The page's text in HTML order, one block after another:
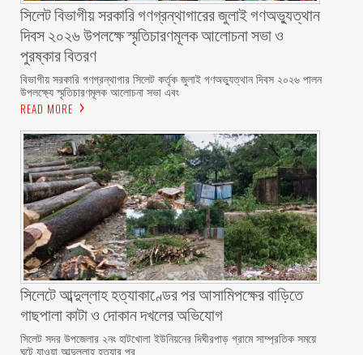
সিলেট বিভাগীয় সরকারি গণগ্রন্থাগারের জুলাই গণঅভ্যুত্থান
দিবস ২০২৬ উপলক্ষে স্মৃতিচারণমূলক আলোচনা সভা ও
পুরষ্কার বিতরণ ‎ ‎
বিভাগীয় সরকারি গণগ্রন্থাগার সিলেট কর্তৃক জুলাই গণঅভ্যুত্থান দিবস ২০২৬ পালন
উপলক্ষ্যে স্মৃতিচারণমূলক আলোচনা সভা এবং
READ MORE
সিলেটে আব্দুল্লাহ হত্যাকাণ্ডের পর আসামিপক্ষের বাড়িতে
গাছপালা কাটা ও দোকান দখলের অভিযোগ
সিলেট সদর উপজেলার ২নং হাটখোলা ইউনিয়নের দিঘীরপাড় গ্রামে সাম্প্রতিক সময়ে
ঘটে যাওয়া আব্দুল্লাহ হত্যার পর